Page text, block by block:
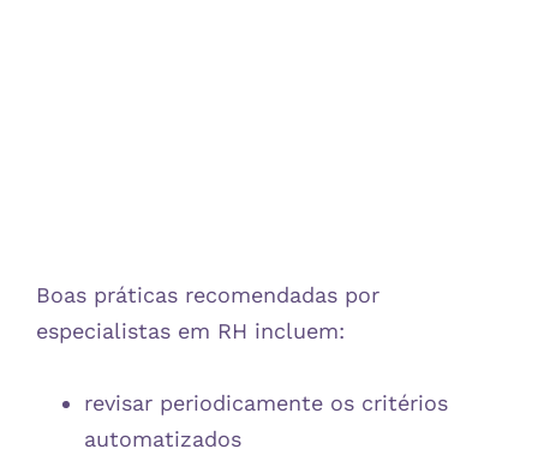
Boas práticas recomendadas por
especialistas em RH incluem:
revisar periodicamente os critérios
automatizados